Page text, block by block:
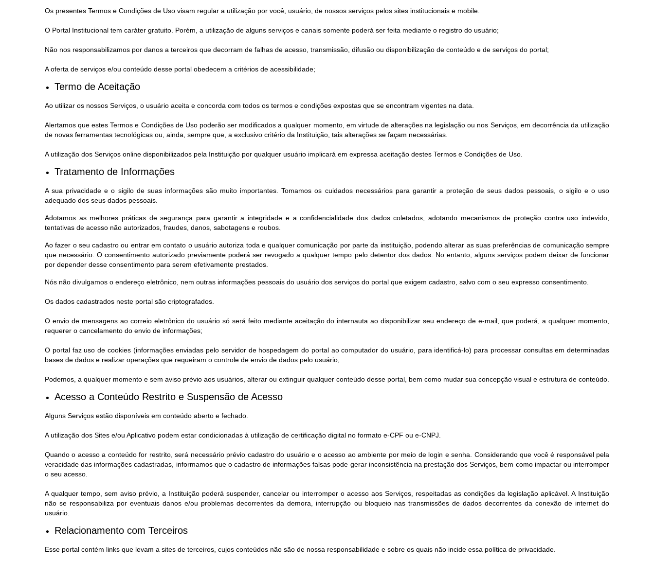
Os presentes Termos e Condições de Uso visam regular a utilização por você, usuário, de nossos serviços pelos sites institucionais e mobile.
O Portal Institucional tem caráter gratuito. Porém, a utilização de alguns serviços e canais somente poderá ser feita mediante o registro do usuário;
Não nos responsabilizamos por danos a terceiros que decorram de falhas de acesso, transmissão, difusão ou disponibilização de conteúdo e de serviços do portal;
A oferta de serviços e/ou conteúdo desse portal obedecem a critérios de acessibilidade;
Termo de Aceitação
Ao utilizar os nossos Serviços, o usuário aceita e concorda com todos os termos e condições expostas que se encontram vigentes na data.
Alertamos que estes Termos e Condições de Uso poderão ser modificados a qualquer momento, em virtude de alterações na legislação ou nos Serviços, em decorrência da utilização
de novas ferramentas tecnológicas ou, ainda, sempre que, a exclusivo critério da Instituição, tais alterações se façam necessárias.
A utilização dos Serviços online disponibilizados pela Instituição por qualquer usuário implicará em expressa aceitação destes Termos e Condições de Uso.
Tratamento de Informações
A sua privacidade e o sigilo de suas informações são muito importantes. Tomamos os cuidados necessários para garantir a proteção de seus dados pessoais, o sigilo e o uso
adequado dos seus dados pessoais.
Adotamos as melhores práticas de segurança para garantir a integridade e a confidencialidade dos dados coletados, adotando mecanismos de proteção contra uso indevido,
tentativas de acesso não autorizados, fraudes, danos, sabotagens e roubos.
Ao fazer o seu cadastro ou entrar em contato o usuário autoriza toda e qualquer comunicação por parte da instituição, podendo alterar as suas preferências de comunicação sempre
que necessário. O consentimento autorizado previamente poderá ser revogado a qualquer tempo pelo detentor dos dados. No entanto, alguns serviços podem deixar de funcionar
por depender desse consentimento para serem efetivamente prestados.
Nós não divulgamos o endereço eletrônico, nem outras informações pessoais do usuário dos serviços do portal que exigem cadastro, salvo com o seu expresso consentimento.
Os dados cadastrados neste portal são criptografados.
O envio de mensagens ao correio eletrônico do usuário só será feito mediante aceitação do internauta ao disponibilizar seu endereço de e-mail, que poderá, a qualquer momento,
requerer o cancelamento do envio de informações;
O portal faz uso de cookies (informações enviadas pelo servidor de hospedagem do portal ao computador do usuário, para identificá-lo) para processar consultas em determinadas
bases de dados e realizar operações que requeiram o controle de envio de dados pelo usuário;
Podemos, a qualquer momento e sem aviso prévio aos usuários, alterar ou extinguir qualquer conteúdo desse portal, bem como mudar sua concepção visual e estrutura de conteúdo.
Acesso a Conteúdo Restrito e Suspensão de Acesso​
Alguns Serviços estão disponíveis em conteúdo aberto e fechado.
A utilização dos Sites e/ou Aplicativo podem estar condicionadas à utilização de certificação digital no formato e-CPF ou e-CNPJ.
Quando o acesso a conteúdo for restrito, será necessário prévio cadastro do usuário e o acesso ao ambiente por meio de login e senha. Considerando que você é responsável pela
veracidade das informações cadastradas, informamos que o cadastro de informações falsas pode gerar inconsistência na prestação dos Serviços, bem como impactar ou interromper
o seu acesso.
A qualquer tempo, sem aviso prévio, a Instituição poderá suspender, cancelar ou interromper o acesso aos Serviços, respeitadas as condições da legislação aplicável. A Instituição
não se responsabiliza por eventuais danos e/ou problemas decorrentes da demora, interrupção ou bloqueio nas transmissões de dados decorrentes da conexão de internet do
usuário.
Relacionamento com Terceiros
Esse portal contém links que levam a sites de terceiros, cujos conteúdos não são de nossa responsabilidade e sobre os quais não incide essa política de privacidade.